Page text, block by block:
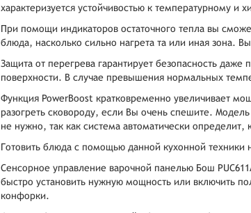
характеризуется устойчивостью к температурному
При помощи индикаторов остаточного тепла вы
блюда, насколько сильно нагрета та или иная зона.
Защита от перегрева гарантирует безопасность
поверхности. В случае превышения нормальных
Функция PowerBoost кратковременно увеличивает
разогреть сковороду, если Вы очень спешите.
не нужно, так как система автоматически
Готовить блюда с помощью данной кухонной техники
Сенсорное управление варочной панелью Бош
быстро установить нужную мощность или включить
конфорки.